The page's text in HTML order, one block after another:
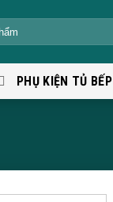
PHỤ KIỆN TỦ BẾP